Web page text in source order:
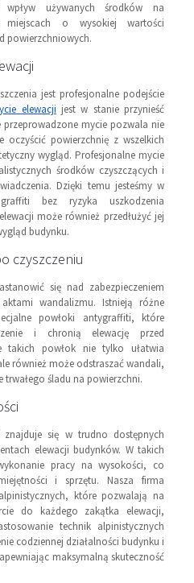
używanych środków na
miejscach o wysokiej wartości
powierzchniowych.
jest profesjonalne podejście
elewacji jest w stanie przynieść
przeprowadzone mycie pozwala nie
powierzchnię z wszelkich
wygląd. Profesjonalne mycie
środków czyszczących i
Dzięki temu jesteśmy w
bez ryzyka uszkodzenia
może również przedłużyć jej
budynku.
czyszczeniu
się nad zabezpieczeniem
wandalizmu. Istnieją różne
powłoki antygraffiti, które
i chronią elewację przed
takich powłok nie tylko ułatwia
również może odstraszać wandali,
śladu na powierzchni.
się w trudno dostępnych
elewacji budynków. W takich
pracy na wysokości, co
i sprzętu. Nasza firma
które pozwalają na
do każdego zakątka elewacji,
technik alpinistycznych
codziennej działalności budynku i
maksymalną skuteczność